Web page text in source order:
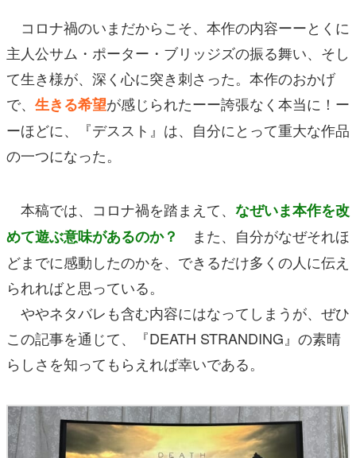
コロナ禍のいまだからこそ、本作の内容ーーとくに
主人公サム・ポーター・ブリッジズ​​の振る舞い、そし
て生き様が、深く心に突き刺さった。本作のおかげ
で、 生きる希望が感じられたーー誇張なく本当に！ー
ーほどに、『デススト』は、自分にとって重大な作品
の一つになった。
本稿では、コロナ禍を踏まえて、 なぜいま本作を改
めて遊ぶ意味があるのか？
また、自分がなぜそれほ
どまでに感動したのかを、できるだけ多くの人に伝え
られればと思っている。
ややネタバレも含む内容にはなってしまうが、ぜひ
この記事を通じて、『DEATH STRANDING』の素晴
らしさを知ってもらえれば幸いである。